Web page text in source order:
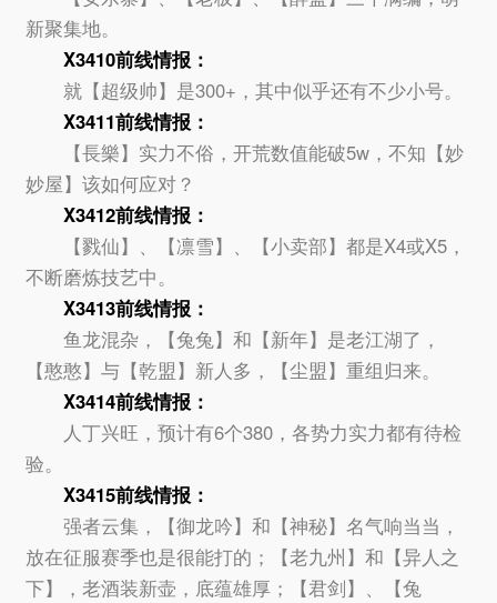
新聚集地。
X3410前线情报：
就【超级帅】是300+，其中似乎还有不少小号。
X3411前线情报：
【長樂】实力不俗，开荒数值能破5w，不知【妙
妙屋】该如何应对？
X3412前线情报：
【戮仙】、【凛雪】、【小卖部】都是X4或X5，
不断磨炼技艺中。
X3413前线情报：
鱼龙混杂，【兔兔】和【新年】是老江湖了，
【憨憨】与【乾盟】新人多，【尘盟】重组归来。
X3414前线情报：
人丁兴旺，预计有6个380，各势力实力都有待检
验。
X3415前线情报：
强者云集，【御龙吟】和【神秘】名气响当当，
放在征服赛季也是很能打的；【老九州】和【异人之
下】，老酒装新壶，底蕴雄厚；【君剑】、【兔